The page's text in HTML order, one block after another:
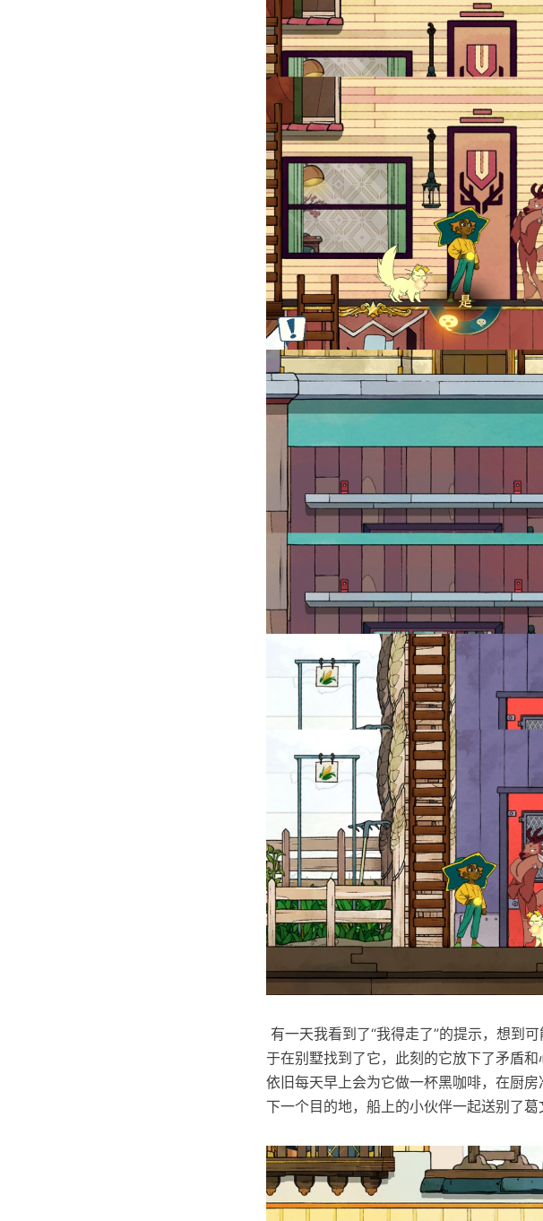
有一天我看到了“我得走了”的提示，想到
于在别墅找到了它，此刻的它放下了矛盾
依旧每天早上会为它做一杯黑咖啡，在厨
下一个目的地，船上的小伙伴一起送别了葛